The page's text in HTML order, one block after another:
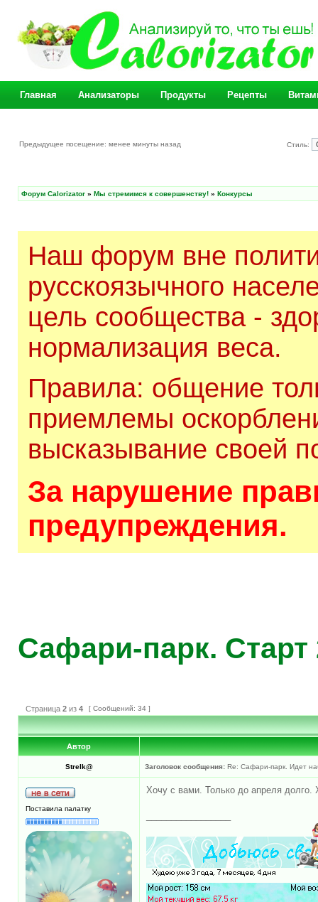
Главная Анализаторы Продукты Рецепты
Предыдущее посещение: менее минуты назад Стиль:
Форум Calorizator » Мы стремимся к совершенству! » Конкурсы
Наш форум вне
русскоязычного
цель сообщества -
нормализация веса.
Правила: общение
приемлемы
высказывание своей
За нарушение
предупреждения.
Сафари-парк. Старт
Страница 2 из 4 [ Сообщений: 34 ]
Автор
Strelk@ Заголовок сообщения: Re: Сафари-парк. Идет
Поставила палатку
Хочу с вами. Только до апреля долго.